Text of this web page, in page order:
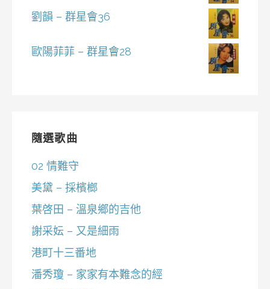
劉韻 – 群星會36
歐陽菲菲 – 群星會28
隨選歌曲
02 情難守
美黛 – 採檳榔
葉啓田 – 溫泉鄉的吉他
謝采妘 – 又是細雨
港町十三番地
潘秀瓊 – 家家有本難念的經